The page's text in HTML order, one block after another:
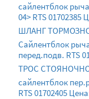
сайлентблок
04> RTS 01702385
ШЛАНГ ТОРМОЗНОЙ
Сайлентблок
перед.подв. RTS
ТРОС
сайлентблок
RTS 01702405